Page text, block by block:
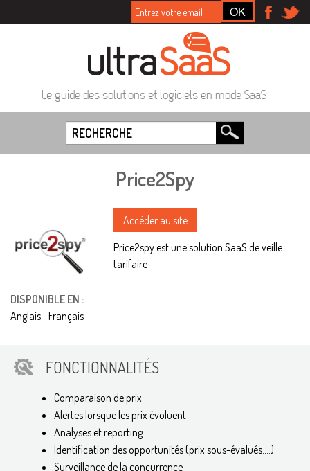
Le guide des solutions et logiciels en mode SaaS
Price2Spy
Accéder au site
Price2spy est une solution SaaS de veille
tarifaire
DISPONIBLE EN :
Anglais Français
FONCTIONNALITÉS
Comparaison de prix
Alertes lorsque les prix évoluent
Analyses et reporting
Identification des opportunités (prix sous-évalués....)
Surveillance de la concurrence